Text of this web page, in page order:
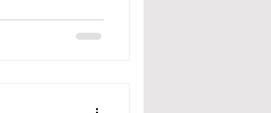
momenten.